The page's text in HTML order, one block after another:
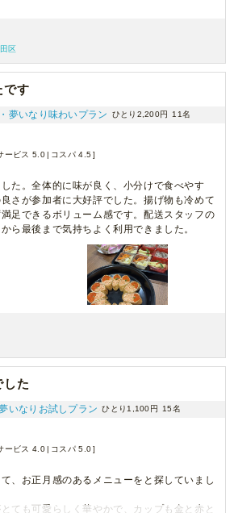
区
です
夢いなり味わいプラン ひとり2,200円 11名
ービス 5.0 コスパ 4.5
た。全体的に味が良く、小分けで食べやす
さが参加者に大好評でした。揚げ物も冷めて
足できるボリューム感です。配送スタッフの
ら最後まで気持ちよく利用できました。
した
いなりお試しプラン ひとり1,100円 15名
ービス 4.0 コスパ 5.0
、お正月感のあるメニューをと探していまし
ても可愛らしく華やかで、カップも金と赤と